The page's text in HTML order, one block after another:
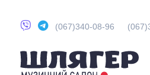
(067)340-08-96